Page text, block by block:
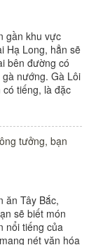
gần khu vực
Hạ Long, hẳn sẽ
bên đường có
nướng. Gà Lôi
tiếng, là đặc
tưởng, bạn
ăn Tây Bắc,
sẽ biết món
nổi tiếng của
nét văn hóa